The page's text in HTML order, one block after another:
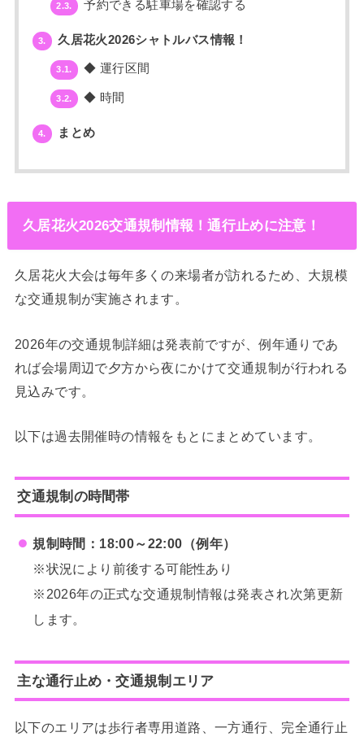
2.3. 予約できる駐車場を確認する
3. 久居花火2026シャトルバス情報！
3.1. ◆ 運行区間
3.2. ◆ 時間
4. まとめ
久居花火2026交通規制情報！通行止めに注意！
久居花火大会は毎年多くの来場者が訪れるため、大規模
な交通規制が実施されます。
2026年の交通規制詳細は発表前ですが、例年通りであ
れば会場周辺で夕方から夜にかけて交通規制が行われる
見込みです。
以下は過去開催時の情報をもとにまとめています。
交通規制の時間帯
規制時間：18:00～22:00（例年）
※状況により前後する可能性あり
※2026年の正式な交通規制情報は発表され次第更新
します。
主な通行止め・交通規制エリア
以下のエリアは歩行者専用道路、一方通行、完全通行止